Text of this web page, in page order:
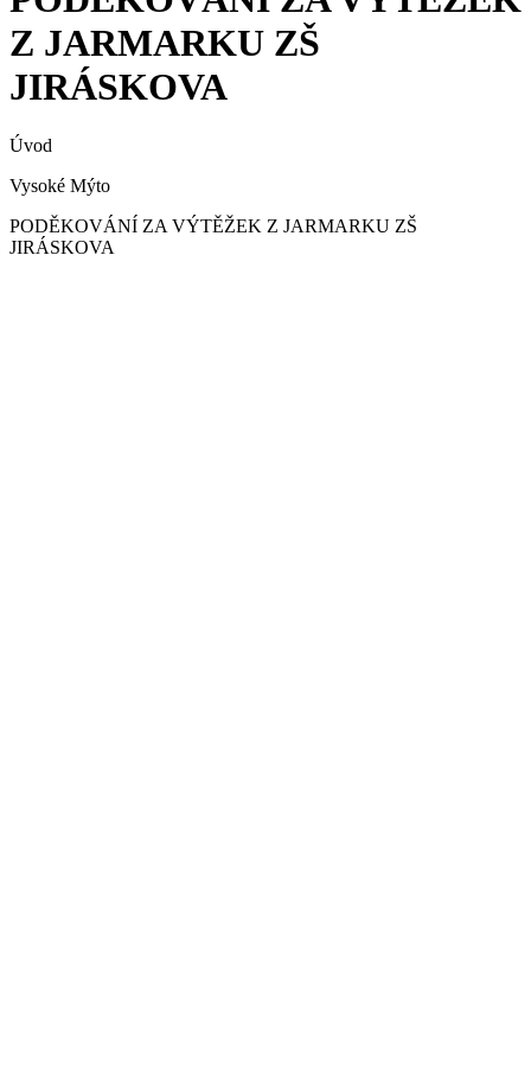
Z JARMARKU ZŠ
JIRÁSKOVA
Úvod
Vysoké Mýto
PODĚKOVÁNÍ ZA VÝTĚŽEK Z JARMARKU ZŠ
JIRÁSKOVA